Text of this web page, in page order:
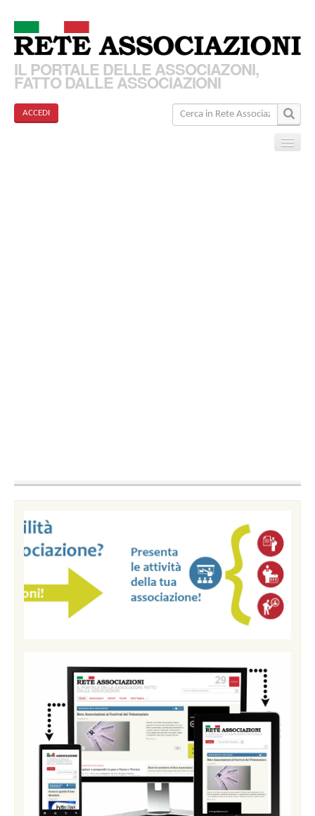
IL PORTALE DELLE ASSOCIAZONI,
FATTO DALLE ASSOCIAZIONI
ACCEDI